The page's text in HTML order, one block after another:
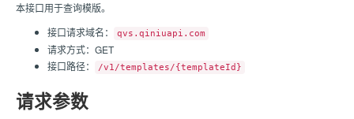
本接口用于查询模版。
接口请求域名：
qvs.qiniuapi.com
请求方式：GET
接口路径：
/v1/templates/{templateId}
请求参数